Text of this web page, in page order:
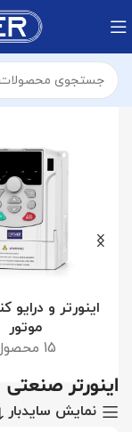
خانه محصولات
اینورتر و درایو
موتور
15 محصول
اینورتر صنعتی
نمایش سایدبار